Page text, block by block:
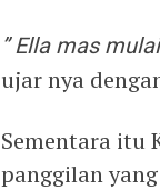
” Ella mas
ujar nya
Sementara itu
panggilan